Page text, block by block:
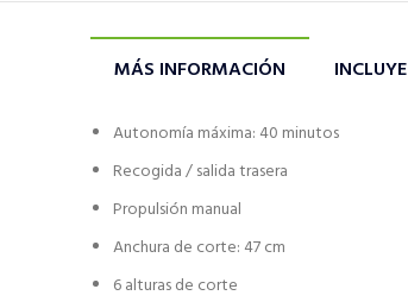
MÁS INFORMACIÓN INCLUYE
Autonomía máxima: 40 minutos
Recogida / salida trasera
Propulsión manual
Anchura de corte: 47 cm
6 alturas de corte